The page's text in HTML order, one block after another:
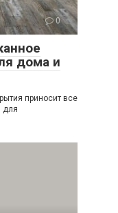
0
дома и
приносит все
для